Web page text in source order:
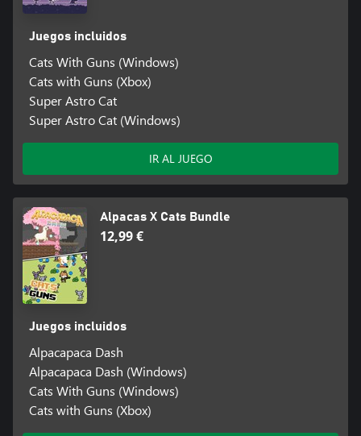
Juegos incluidos
Cats With Guns (Windows)
Cats with Guns (Xbox)
Super Astro Cat
Super Astro Cat (Windows)
IR AL JUEGO
Alpacas X Cats Bundle
12,99 €
Juegos incluidos
Alpacapaca Dash
Alpacapaca Dash (Windows)
Cats With Guns (Windows)
Cats with Guns (Xbox)